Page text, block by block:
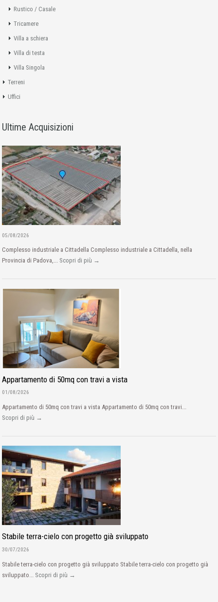
Rustico / Casale
Tricamere
Villa a schiera
Villa di testa
Villa Singola
Terreni
Uffici
Ultime Acquisizioni
05/08/2026
Complesso industriale a Cittadella Complesso industriale a Cittadella, nella
Provincia di Padova,... Scopri di più →
Appartamento di 50mq con travi a vista
01/08/2026
Appartamento di 50mq con travi a vista Appartamento di 50mq con travi...
Scopri di più →
Stabile terra-cielo con progetto già sviluppato
30/07/2026
Stabile terra-cielo con progetto già sviluppato Stabile terra-cielo con progetto già
sviluppato... Scopri di più →